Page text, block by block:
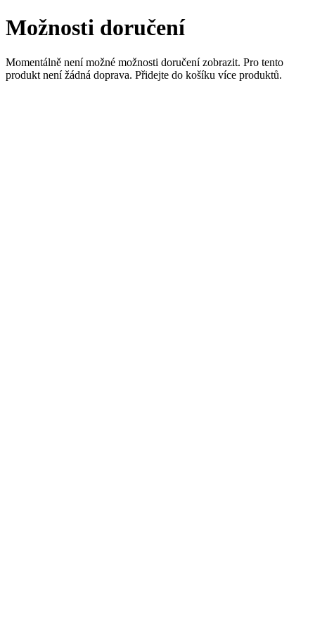
Možnosti doručení
Momentálně není možné možnosti doručení zobrazit. Pro tento
produkt není žádná doprava. Přidejte do košíku více produktů.